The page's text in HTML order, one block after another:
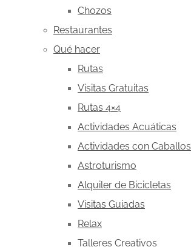
Chozos
Restaurantes
Qué hacer
Rutas
Visitas Gratuitas
Rutas 4×4
Actividades Acuáticas
Actividades con Caballos
Astroturismo
Alquiler de Bicicletas
Visitas Guiadas
Relax
Talleres Creativos